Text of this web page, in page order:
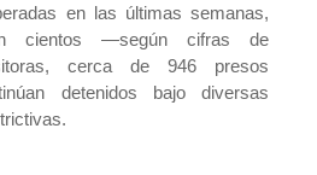
en las últimas semanas,
cientos —según cifras de
cerca de 946 presos
detenidos bajo diversas